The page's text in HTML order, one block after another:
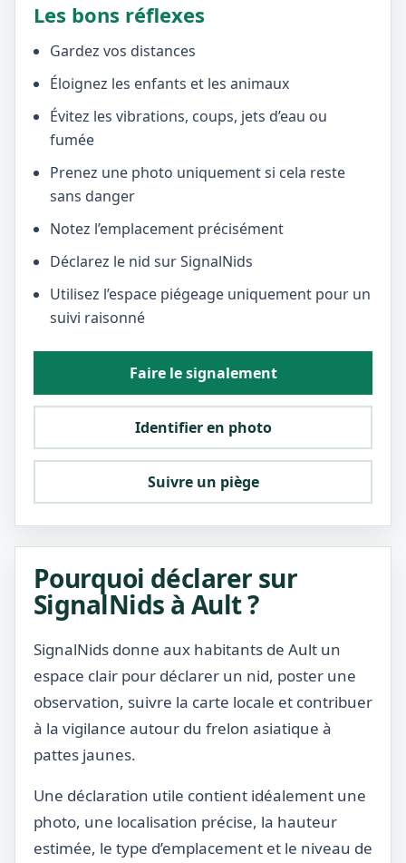
Les bons réflexes
Gardez vos distances
Éloignez les enfants et les animaux
Évitez les vibrations, coups, jets d’eau ou
fumée
Prenez une photo uniquement si cela reste
sans danger
Notez l’emplacement précisément
Déclarez le nid sur SignalNids
Utilisez l’espace piégeage uniquement pour un
suivi raisonné
Faire le signalement
Identifier en photo
Suivre un piège
Pourquoi déclarer sur
SignalNids à Ault ?
SignalNids donne aux habitants de Ault un
espace clair pour déclarer un nid, poster une
observation, suivre la carte locale et contribuer
à la vigilance autour du frelon asiatique à
pattes jaunes.
Une déclaration utile contient idéalement une
photo, une localisation précise, la hauteur
estimée, le type d’emplacement et le niveau de